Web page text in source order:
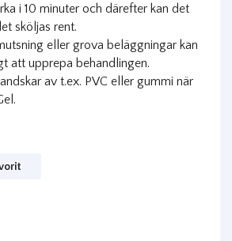
i 10 minuter och därefter kan det
sköljas rent.
eller grova beläggningar kan
att upprepa behandlingen.
av t.ex. PVC eller gummi när